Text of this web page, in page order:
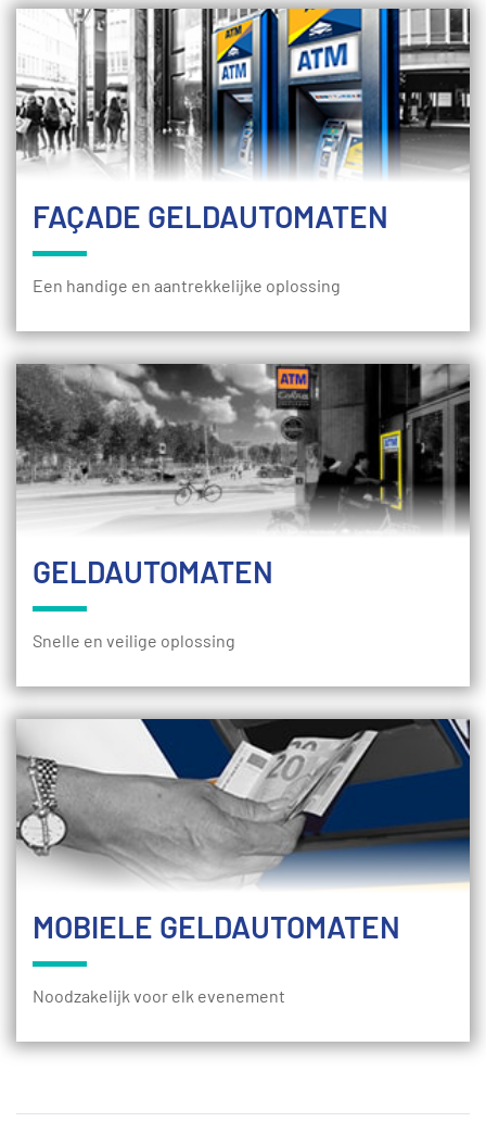
FAÇADE GELDAUTOMATEN
Een handige en aantrekkelijke oplossing
GELDAUTOMATEN
Snelle en veilige oplossing
MOBIELE GELDAUTOMATEN
Noodzakelijk voor elk evenement